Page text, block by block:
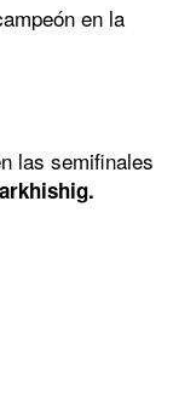
en la
las semifinales